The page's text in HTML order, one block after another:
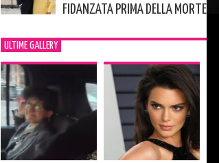
FIDANZATA PRIMA DELLA MORTE
ULTIME GALLERY